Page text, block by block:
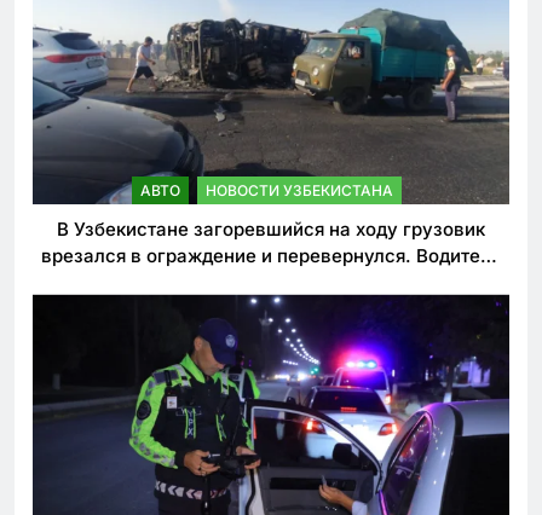
АВТО НОВОСТИ УЗБЕКИСТАНА
В Узбекистане загоревшийся на ходу грузовик
врезался в ограждение и перевернулся. Водитель